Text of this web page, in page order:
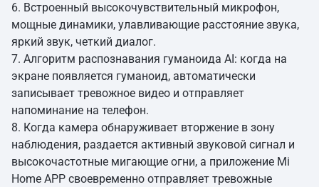
6. Встроенный высокочувствительный микрофон,
мощные динамики, улавливающие расстояние звука,
яркий звук, четкий диалог.
7. Алгоритм распознавания гуманоида AI: когда на
экране появляется гуманоид, автоматически
записывает тревожное видео и отправляет
напоминание на телефон.
8. Когда камера обнаруживает вторжение в зону
наблюдения, раздается активный звуковой сигнал и
высокочастотные мигающие огни, а приложение Mi
Home APP своевременно отправляет тревожные